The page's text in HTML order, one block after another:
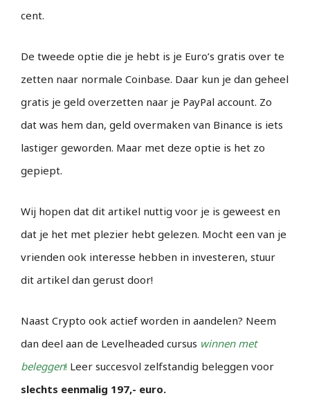
cent.
De tweede optie die je hebt is je Euro’s gratis over te
zetten naar normale Coinbase. Daar kun je dan geheel
gratis je geld overzetten naar je PayPal account. Zo
dat was hem dan, geld overmaken van Binance is iets
lastiger geworden. Maar met deze optie is het zo
gepiept.
Wij hopen dat dit artikel nuttig voor je is geweest en
dat je het met plezier hebt gelezen. Mocht een van je
vrienden ook interesse hebben in investeren, stuur
dit artikel dan gerust door!
Naast Crypto ook actief worden in aandelen? Neem
dan deel aan de Levelheaded cursus winnen met
beleggen! Leer succesvol zelfstandig beleggen voor
slechts eenmalig 197,- euro.